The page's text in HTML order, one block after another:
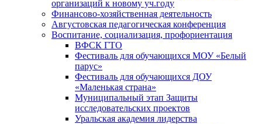
организаций к новому уч.году
Финансово-хозяйственная деятельность
Августовская педагогическая конференция
Воспитание, социализация, профориентация
ВФСК ГТО
Фестиваль для обучающихся МОУ «Белый
парус»
Фестиваль для обучающихся ДОУ
«Маленькая страна»
Муниципальный этап Защиты
исследовательских проектов
Уральская академия лидерства